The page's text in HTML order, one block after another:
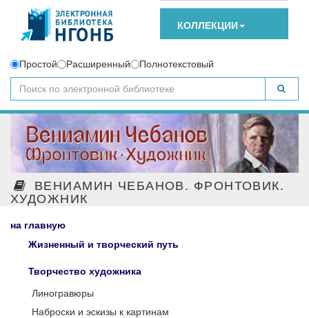
КОЛЛЕКЦИИ
Простой Расширенный Полнотекстовый
ВЕНИАМИН ЧЕБАНОВ. ФРОНТОВИК.
ХУДОЖНИК
на главную
Жизненный и творческий путь
Творчество художника
Линогравюры
Наброски и эскизы к картинам